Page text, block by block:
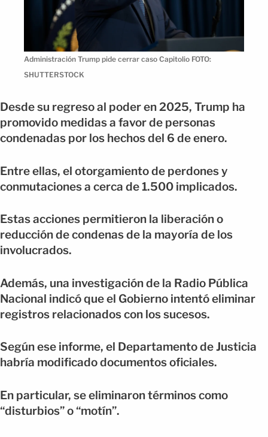
Administración Trump pide cerrar caso Capitolio FOTO:
SHUTTERSTOCK
Desde su regreso al poder en 2025, Trump ha
promovido medidas a favor de personas
condenadas por los hechos del 6 de enero.
Entre ellas, el otorgamiento de perdones y
conmutaciones a cerca de 1.500 implicados.
Estas acciones permitieron la liberación o
reducción de condenas de la mayoría de los
involucrados.
Además, una investigación de la Radio Pública
Nacional indicó que el Gobierno intentó eliminar
registros relacionados con los sucesos.
Según ese informe, el Departamento de Justicia
habría modificado documentos oficiales.
En particular, se eliminaron términos como
“disturbios” o “motín”.